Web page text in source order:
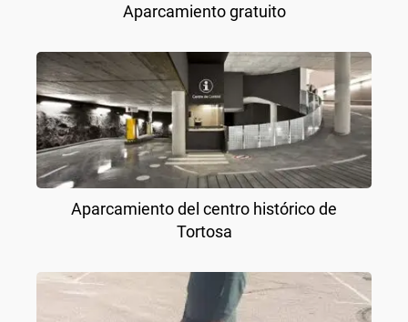
Aparcamiento gratuito
Aparcamiento del centro histórico de
Tortosa